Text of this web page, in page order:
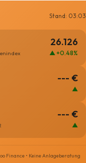
Stand: 03:03
26.126
▲ +0.48%
--- €
▲
--- €
▲
Finance • Keine Anlageberatung